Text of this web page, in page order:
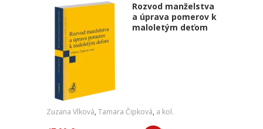
Rozvod manželstva
a úprava pomerov k
maloletým deťom
Zuzana Vlková, Tamara Čipková, a kol.